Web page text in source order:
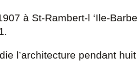
à St-Rambert-l ‘Ile-
l’architecture pendant huit